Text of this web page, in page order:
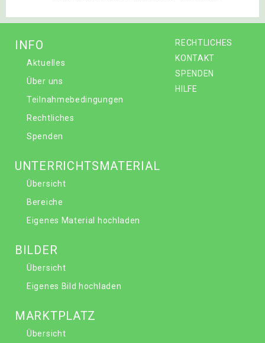
RECHTLICHES
KONTAKT
SPENDEN
HILFE
INFO
Aktuelles
Über uns
Teilnahmebedingungen
Rechtliches
Spenden
UNTERRICHTSMATERIAL
Übersicht
Bereiche
Eigenes Material hochladen
BILDER
Übersicht
Eigenes Bild hochladen
MARKTPLATZ
Übersicht